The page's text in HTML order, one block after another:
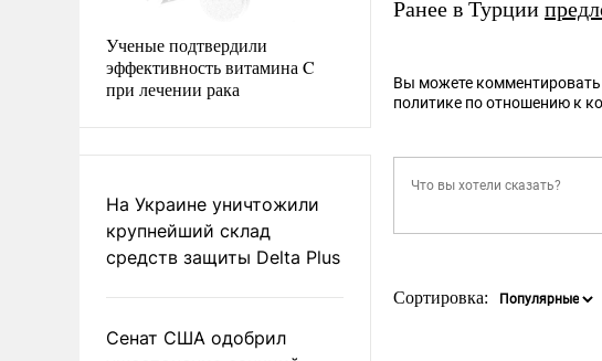
Ученые подтвердили
эффективность витамина C
при лечении рака
На Украине уничтожили
крупнейший склад
средств защиты Delta Plus
Сенат США одобрил
Ранее в Турции
Вы можете
политике по отношению к
Сортировка: